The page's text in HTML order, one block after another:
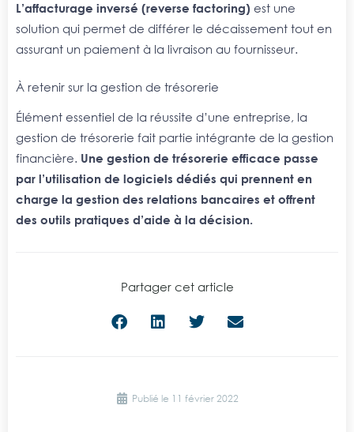
L’affacturage inversé (reverse factoring) est une
solution qui permet de différer le décaissement tout en
assurant un paiement à la livraison au fournisseur.
À retenir sur la gestion de trésorerie
Élément essentiel de la réussite d’une entreprise, la
gestion de trésorerie fait partie intégrante de la gestion
financière. Une gestion de trésorerie efficace passe
par l’utilisation de logiciels dédiés qui prennent en
charge la gestion des relations bancaires et offrent
des outils pratiques d’aide à la décision.
Partager cet article
Publié le 11 février 2022